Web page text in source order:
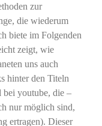
zur
die wiederum
biete im Folgenden
zeigt, wie
uns auch
hinter den Titeln
bei youtube, die –
nur möglich sind,
ertragen). Dieser